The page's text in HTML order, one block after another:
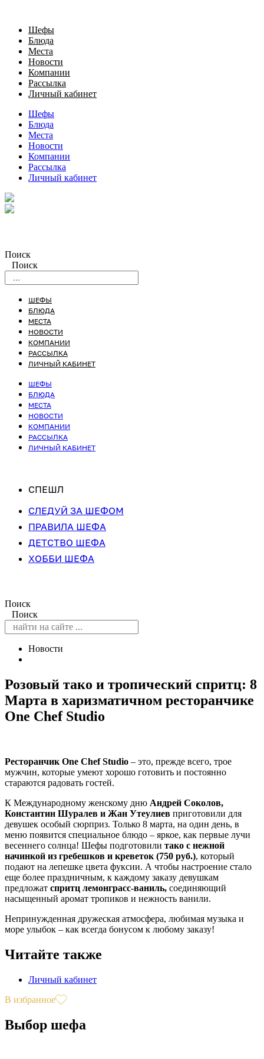
Шефы
Блюда
Места
Новости
Компании
Рассылка
Личный кабинет
Шефы
Блюда
Места
Новости
Компании
Рассылка
Личный кабинет
Поиск
Поиск
ШЕФЫ
БЛЮДА
МЕСТА
НОВОСТИ
КОМПАНИИ
РАССЫЛКА
ЛИЧНЫЙ КАБИНЕТ
ШЕФЫ
БЛЮДА
МЕСТА
НОВОСТИ
КОМПАНИИ
РАССЫЛКА
ЛИЧНЫЙ КАБИНЕТ
СПЕШЛ
СЛЕДУЙ ЗА ШЕФОМ
ПРАВИЛА ШЕФА
ДЕТСТВО ШЕФА
ХОББИ ШЕФА
Поиск
Поиск
Новости
Розовый тако и тропический спритц: 8
Марта в харизматичном ресторанчике
One Chef Studio
Ресторанчик One Chef Studio – это, прежде всего, трое
мужчин, которые умеют хорошо готовить и постоянно
стараются радовать гостей.
К Международному женскому дню Андрей Соколов,
Константин Шуралев и Жан Утеулиев приготовили для
девушек особый сюрприз. Только 8 марта, на один день, в
меню появится специальное блюдо – яркое, как первые лучи
весеннего солнца! Шефы подготовили тако с нежной
начинкой из гребешков и креветок (750 руб.), который
подают на лепешке цвета фуксии. А чтобы настроение стало
еще более праздничным, к каждому заказу девушкам
предложат спритц лемонграсс-ваниль, соединяющий
насыщенный аромат тропиков и нежность ванили.
Непринужденная дружеская атмосфера, любимая музыка и
море улыбок – как всегда бонусом к любому заказу!
Читайте также
Личный кабинет
В избранное
Выбор шефа